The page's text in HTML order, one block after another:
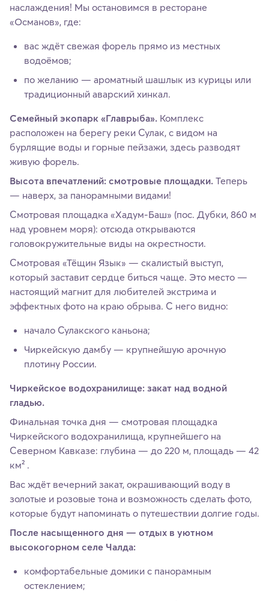
наслаждения! Мы остановимся в ресторане
«Османов», где:
вас ждёт свежая форель прямо из местных
водоёмов;
по желанию — ароматный шашлык из курицы или
традиционный аварский хинкал.
Семейный экопарк «Главрыба». Комплекс
расположен на берегу реки Сулак, с видом на
бурлящие воды и горные пейзажи, здесь разводят
живую форель.
Высота впечатлений: смотровые площадки. Теперь
— наверх, за панорамными видами!
Смотровая площадка «Хадум-Баш» (пос. Дубки, 860 м
над уровнем моря): отсюда открываются
головокружительные виды на окрестности.
Смотровая «Тёщин Язык» — скалистый выступ,
который заставит сердце биться чаще. Это место —
настоящий магнит для любителей экстрима и
эффектных фото на краю обрыва. С него видно:
начало Сулакского каньона;
Чиркейскую дамбу — крупнейшую арочную
плотину России.
Чиркейское водохранилище: закат над водной
гладью.
Финальная точка дня — смотровая площадка
Чиркейского водохранилища, крупнейшего на
Северном Кавказе: глубина — до 220 м, площадь — 42
км² .
Вас ждёт вечерний закат, окрашивающий воду в
золотые и розовые тона и возможность сделать фото,
которые будут напоминать о путешествии долгие годы.
После насыщенного дня — отдых в уютном
высокогорном селе Чалда:
комфортабельные домики с панорамным
остеклением;